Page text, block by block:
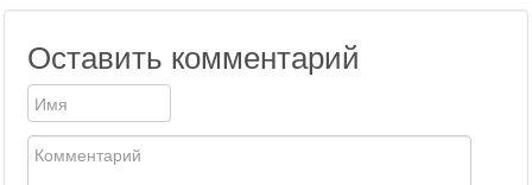
Оставить комментарий